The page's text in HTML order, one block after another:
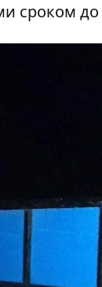
сроком до